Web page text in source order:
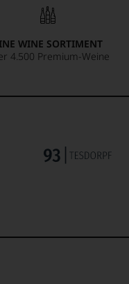
WINE SORTIMENT
4.500 Premium-Weine